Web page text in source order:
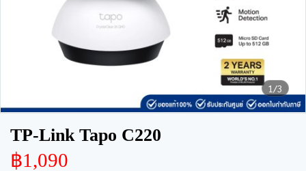
1/3
TP-Link Tapo C220
฿1,090